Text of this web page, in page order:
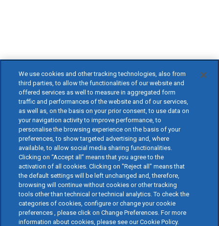
We use cookies and other tracking technologies, also from
third parties, to allow the functionalities of our website and
offered services as well to measure in aggregated form
traffic and performances of the website and of our services,
as well as, on the basis on your prior consent, to use data on
your navigation activity to improve performance, to
personalise the browsing experience on the basis of your
preferences, to show targeted advertising and, where
available, to allow social media sharing functionalities.
Clicking on “Accept all” means that you agree to the
activation of all cookies. Clicking on "Reject all" means that
the default settings will be left unchanged and, therefore,
browsing will continue without cookies or other tracking
tools other than technical or technical analytics. To check the
categories of cookies, configure or change your cookie
preferences , please click on Change Preferences. For more
information about cookies, please see our Cookie Policy.